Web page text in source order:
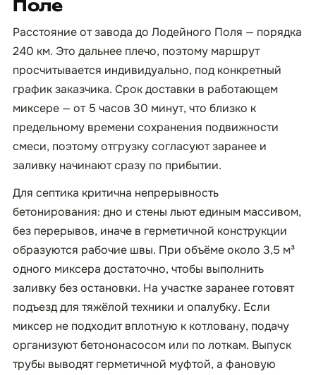
Поле
Расстояние от завода до Лодейного Поля — порядка
240 км. Это дальнее плечо, поэтому маршрут
просчитывается индивидуально, под конкретный
график заказчика. Срок доставки в работающем
миксере — от 5 часов 30 минут, что близко к
предельному времени сохранения подвижности
смеси, поэтому отгрузку согласуют заранее и
заливку начинают сразу по прибытии.
Для септика критична непрерывность
бетонирования: дно и стены льют единым массивом,
без перерывов, иначе в герметичной конструкции
образуются рабочие швы. При объёме около 3,5 м³
одного миксера достаточно, чтобы выполнить
заливку без остановки. На участке заранее готовят
подъезд для тяжёлой техники и опалубку. Если
миксер не подходит вплотную к котловану, подачу
организуют бетононасосом или по лоткам. Выпуск
трубы выводят герметичной муфтой, а фановую